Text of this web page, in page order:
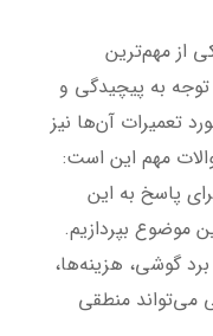
از مهم‌ترین
توجه به پیچیدگی و
تعمیرات آن‌ها نیز
مهم این است:
پاسخ به این
موضوع بپردازیم.
گوشی، هزینه‌ها،
می‌تواند منطقی